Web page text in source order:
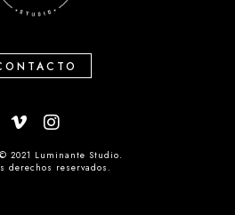
2021 Luminante Studio.
derechos reservados.